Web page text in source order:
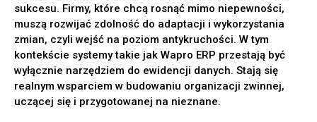
sukcesu. Firmy, które chcą rosnąć mimo niepewności,
muszą rozwijać zdolność do adaptacji i wykorzystania
zmian, czyli wejść na poziom antykruchości. W tym
kontekście systemy takie jak Wapro ERP przestają być
wyłącznie narzędziem do ewidencji danych. Stają się
realnym wsparciem w budowaniu organizacji zwinnej,
uczącej się i przygotowanej na nieznane.